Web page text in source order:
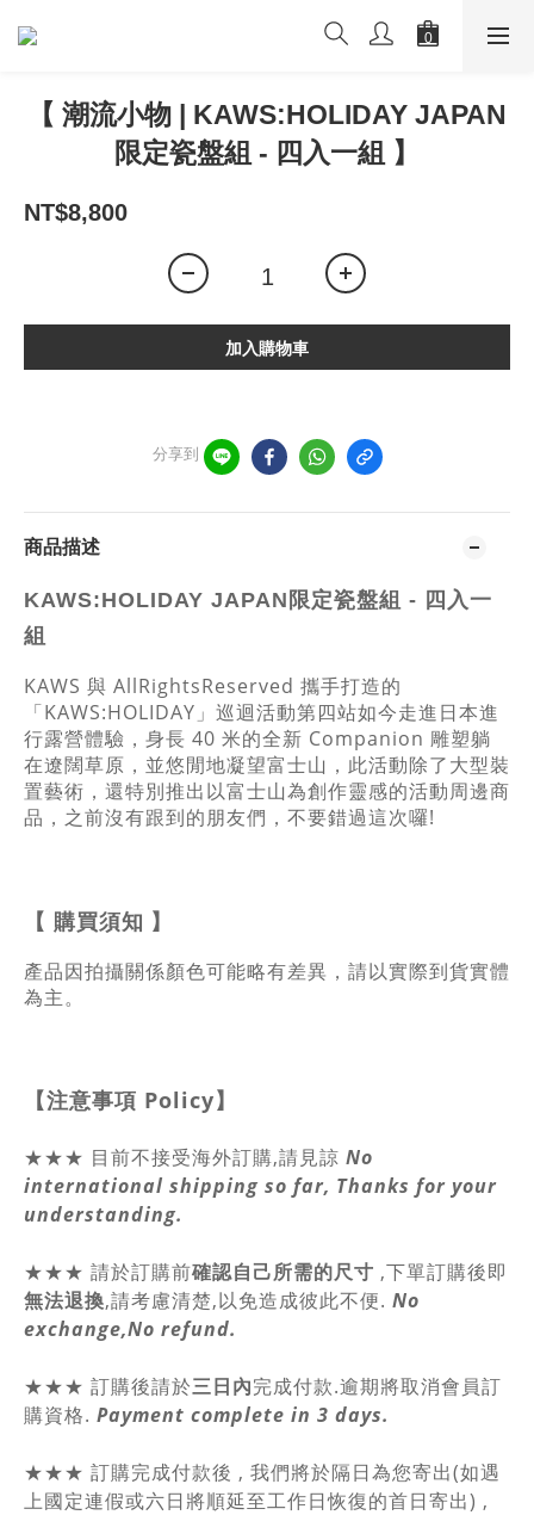
【 潮流小物 | KAWS:HOLIDAY JAPAN
限定瓷盤組 - 四入一組 】
NT$8,800
加入購物車
分享到
商品描述
KAWS:HOLIDAY JAPAN限定瓷盤組 - 四入一
組
KAWS 與 AllRightsReserved 攜手打造的
「KAWS:HOLIDAY」巡迴活動第四站如今走進日本進
行露營體驗，身長 40 米的全新 Companion 雕塑躺
在遼闊草原，並悠閒地凝望富士山，此活動除了大型裝
置藝術，還特別推出以富士山為創作靈感的活動周邊商
品，之前沒有跟到的朋友們，不要錯過這次囉!
【 購買須知 】
產品因拍攝關係顏色可能略有差異，請以實際到貨實體
為主。
【注意事項 Policy】
★★★ 目前不接受海外訂購,請見諒 No
international shipping so far, Thanks for your
understanding.
★★★ 請於訂購前確認自己所需的尺寸 ,下單訂購後即
無法退換,請考慮清楚,以免造成彼此不便. No
exchange,No refund.
★★★ 訂購後請於三日內完成付款.逾期將取消會員訂
購資格. Payment complete in 3 days.
★★★ 訂購完成付款後 , 我們將於隔日為您寄出(如遇
上國定連假或六日將順延至工作日恢復的首日寄出) ,